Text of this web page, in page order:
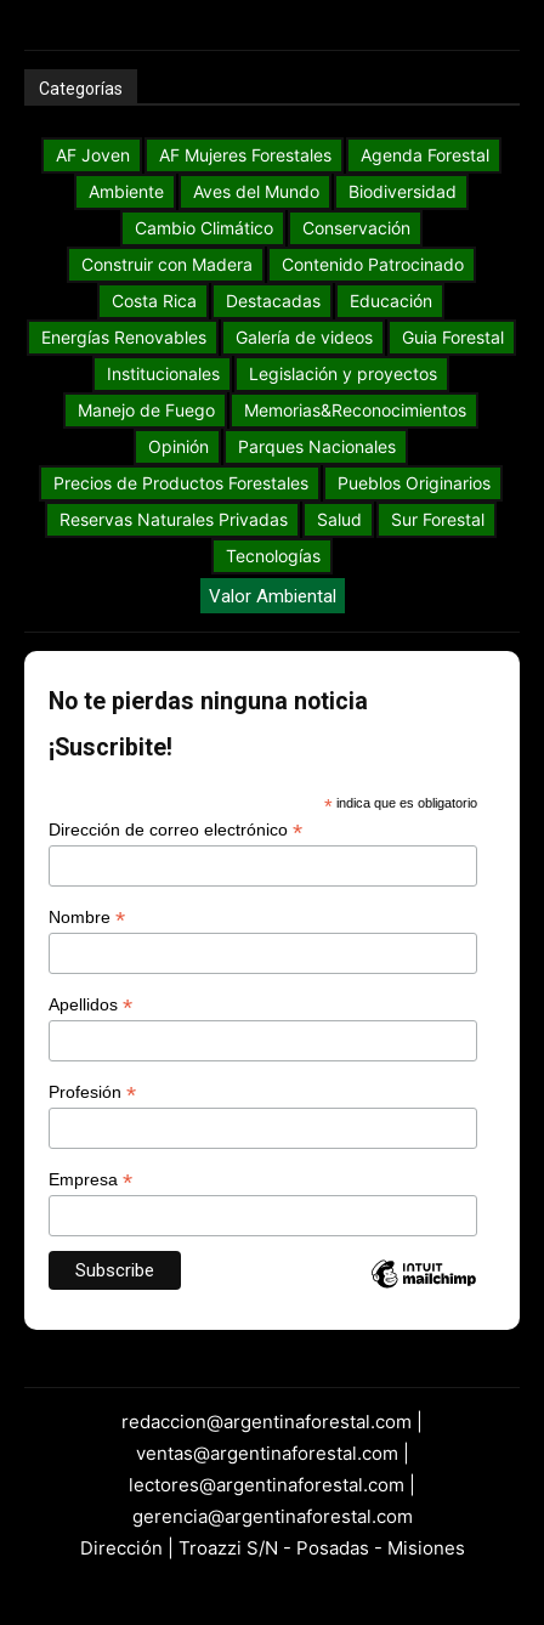
Categorías
AF Joven AF Mujeres Forestales
Agenda Forestal
Ambiente
Aves del Mundo
Biodiversidad
Cambio Climático
Conservación
Construir con Madera
Contenido Patrocinado
Costa Rica
Destacadas
Educación
Energías Renovables
Galería de videos
Guia Forestal
Institucionales
Legislación y proyectos
Manejo de Fuego
Memorias&Reconocimientos
Opinión
Parques Nacionales
Precios de Productos Forestales
Pueblos Originarios
Reservas Naturales Privadas
Salud
Sur Forestal
Tecnologías
Valor Ambiental
No te pierdas ninguna noticia
¡Suscribite!
* indica que es obligatorio
Dirección de correo electrónico *
Nombre *
Apellidos *
Profesión *
Empresa *
redaccion@argentinaforestal.com |
ventas@argentinaforestal.com |
lectores@argentinaforestal.com |
gerencia@argentinaforestal.com
Dirección | Troazzi S/N - Posadas - Misiones